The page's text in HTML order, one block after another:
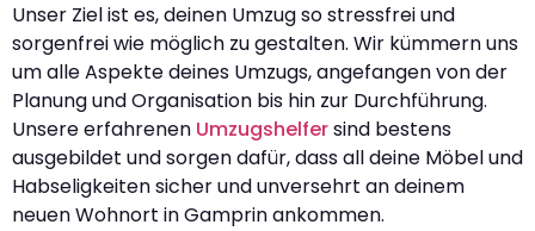
Unser Ziel ist es, deinen Umzug so stressfrei und
sorgenfrei wie möglich zu gestalten. Wir kümmern uns
um alle Aspekte deines Umzugs, angefangen von der
Planung und Organisation bis hin zur Durchführung.
Unsere erfahrenen Umzugshelfersind bestens
ausgebildet und sorgen dafür, dass all deine Möbel und
Habseligkeiten sicher und unversehrt an deinem
neuen Wohnort in Gamprin ankommen.